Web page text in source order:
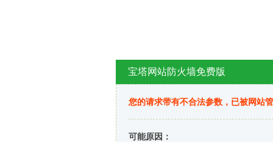
宝塔网站防火墙免费版
您的请求带有不合法参数，已被网站
可能原因：